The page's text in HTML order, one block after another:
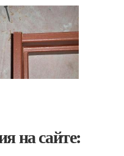
на сайте: